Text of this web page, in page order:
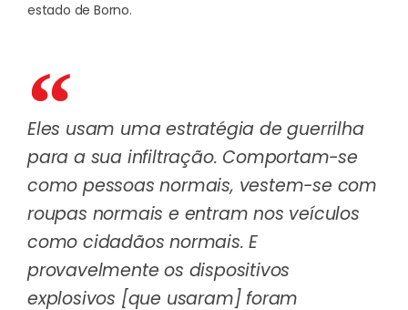
estado de Borno.
Eles usam uma estratégia de guerrilha
para a sua infiltração. Comportam-se
como pessoas normais, vestem-se com
roupas normais e entram nos veículos
como cidadãos normais. E
provavelmente os dispositivos
explosivos [que usaram] foram